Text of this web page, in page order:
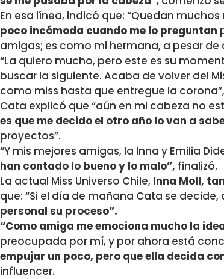
En esa línea, indicó que: “Quedan
poco incómoda cuando me lo preguntan
amigas; es como mi hermana, a pesar de
“La quiero mucho, pero este es su
buscar la siguiente. Acaba de volver del
como miss hasta que entregue la
Cata explicó que “aún en mi cabeza no
es que me decido el otro año lo van a
proyectos”.
“Y mis mejores amigas, la Inna y Emilia
han contado lo bueno y lo malo”, finalizó.
La actual Miss Universo Chile, Inna Moll,
que: “Si el día de mañana Cata se
personal su proceso”.
“Como amiga me emociona mucho la
preocupada por mí, y por ahora está
empujar un poco, pero que ella decida
influencer.